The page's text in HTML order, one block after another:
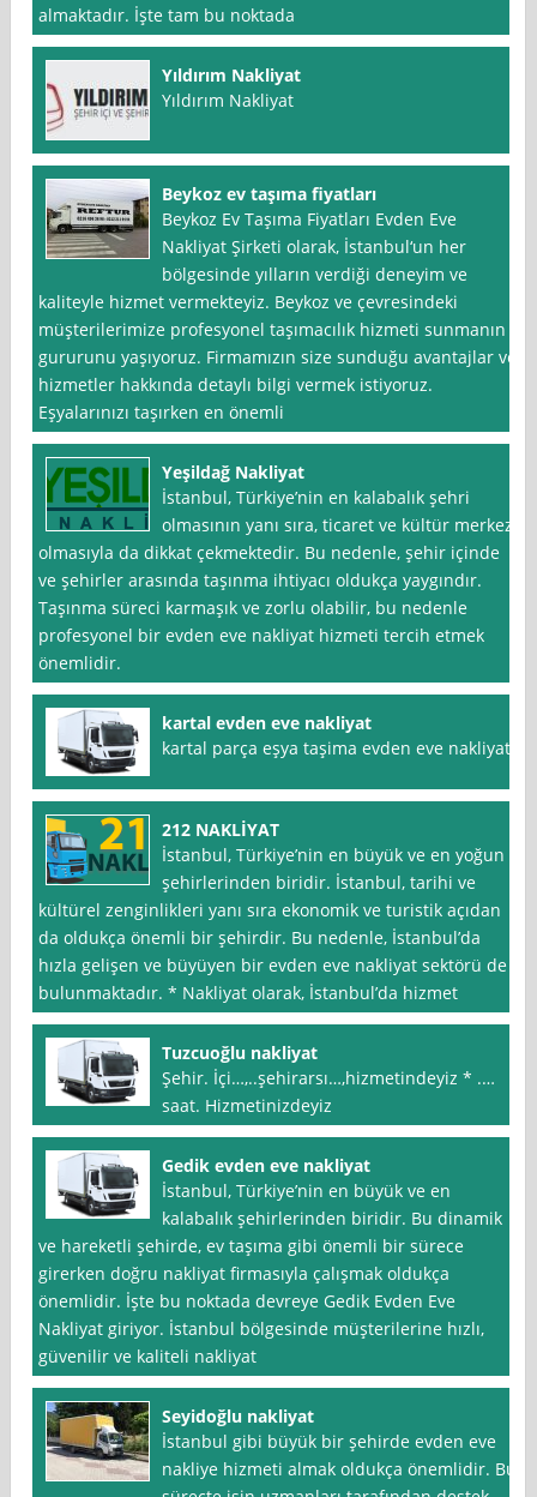
almaktadır. İşte tam bu noktada
Yıldırım Nakliyat
Yıldırım Nakliyat
Beykoz ev taşıma fiyatları
Beykoz Ev Taşıma Fiyatları Evden Eve
Nakliyat Şirketi olarak, İstanbul‘un her
bölgesinde yılların verdiği deneyim ve
kaliteyle hizmet vermekteyiz. Beykoz ve çevresindeki
müşterilerimize profesyonel taşımacılık hizmeti sunmanın
gururunu yaşıyoruz. Firmamızın size sunduğu avantajlar ve
hizmetler hakkında detaylı bilgi vermek istiyoruz.
Eşyalarınızı taşırken en önemli
Yeşildağ Nakliyat
İstanbul, Türkiye’nin en kalabalık şehri
olmasının yanı sıra, ticaret ve kültür merkezi
olmasıyla da dikkat çekmektedir. Bu nedenle, şehir içinde
ve şehirler arasında taşınma ihtiyacı oldukça yaygındır.
Taşınma süreci karmaşık ve zorlu olabilir, bu nedenle
profesyonel bir evden eve nakliyat hizmeti tercih etmek
önemlidir.
kartal evden eve nakliyat
kartal parça eşya taşima evden eve nakliyat
212 NAKLİYAT
İstanbul, Türkiye’nin en büyük ve en yoğun
şehirlerinden biridir. İstanbul, tarihi ve
kültürel zenginlikleri yanı sıra ekonomik ve turistik açıdan
da oldukça önemli bir şehirdir. Bu nedenle, İstanbul’da
hızla gelişen ve büyüyen bir evden eve nakliyat sektörü de
bulunmaktadır. * Nakliyat olarak, İstanbul’da hizmet
Tuzcuoğlu nakliyat
Şehir. İçi…,..şehirarsı…,hizmetindeyiz * .…
saat. Hizmetinizdeyiz
Gedik evden eve nakliyat
İstanbul, Türkiye’nin en büyük ve en
kalabalık şehirlerinden biridir. Bu dinamik
ve hareketli şehirde, ev taşıma gibi önemli bir sürece
girerken doğru nakliyat firmasıyla çalışmak oldukça
önemlidir. İşte bu noktada devreye Gedik Evden Eve
Nakliyat giriyor. İstanbul bölgesinde müşterilerine hızlı,
güvenilir ve kaliteli nakliyat
Seyidoğlu nakliyat
İstanbul gibi büyük bir şehirde evden eve
nakliye hizmeti almak oldukça önemlidir. Bu